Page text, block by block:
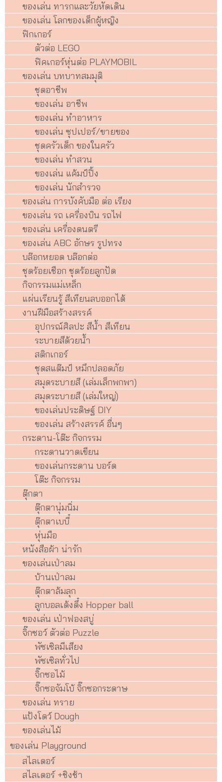
ของเล่น ทารกและวัยหัดเดิน
ของเล่น โลกของเด็กผู้หญิง
ฟิกเกอร์
ตัวต่อ LEGO
ฟิคเกอร์หุ่นต่อ PLAYMOBIL
ของเล่น บทบาทสมมุติ
ชุดอาชีพ
ของเล่น อาชีพ
ของเล่น ทำอาหาร
ของเล่น ซุปเปอร์/ขายของ
ชุดครัวเด็ก ของในครัว
ของเล่น ทำสวน
ของเล่น แค้มป์ปิ้ง
ของเล่น นักสำรวจ
ของเล่น การบังคับมือ ต่อ เรียง
ของเล่น รถ เครื่องบิน รถไฟ
ของเล่น เครื่องดนตรี
ของเล่น ABC อักษร รูปทรง
บล๊อกหยอด บล๊อกต่อ
ชุดร้อยเชือก ชุดร้อยลูกปัด
กิจกรรมแม่เหล็ก
แผ่นเรียนรู้ สีเทียนลบออกได้
งานฝีมือสร้างสรรค์
อุปกรณ์ศิลปะ สีน้ำ สีเทียน
ระบายสีด้วยน้ำ
สติกเกอร์
ชุดสแต๊มป์ หมึกปลอดภัย
สมุดระบายสี (เล่มเล็กพกพา)
สมุดระบายสี (เล่มใหญ่)
ของเล่นประดิษฐ์ DIY
ของเล่น สร้างสรรค์ อื่นๆ
กระดาน-โต๊ะ กิจกรรม
กระดานวาดเขียน
ของเล่นกระดาน บอร์ด
โต๊ะ กิจกรรม
ตุ๊กตา
ตุ๊กตานุ่มนิ่ม
ตุ๊กตาเบบี๋
หุ่นมือ
หนังสือผ้า น่ารัก
ของเล่นเป่าลม
บ้านเป่าลม
ตุ๊กตาล้มลุก
ลูกบอลเด้งดึ๋ง Hopper ball
ของเล่น เป่าฟองสบู่
จิ๊กซอว์ ตัวต่อ Puzzle
พัซเซิลมีเสียง
พัซเซิลทั่วไป
จิ๊กซอไม้
จิ๊กซอจัมโบ้ จิ๊กซอกระดาษ
ของเล่น ทราย
แป้งโดว์ Dough
ของเล่นไม้
ของเล่น Playground
สไลเดอร์
สไลเดอร์ +ชิงช้า